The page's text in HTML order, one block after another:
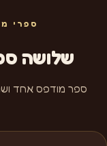
ספרי
שלושה
ספר מודפס אחד